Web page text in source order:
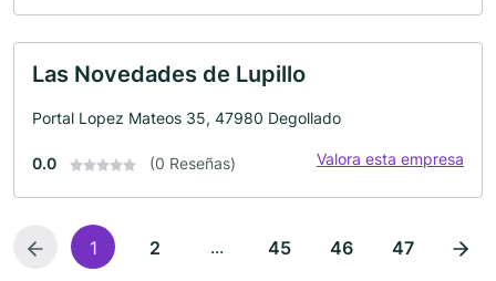
Las Novedades de Lupillo
Portal Lopez Mateos 35, 47980 Degollado
0.0 (0 Reseñas) Valora esta empresa
1 2 ... 45 46 47